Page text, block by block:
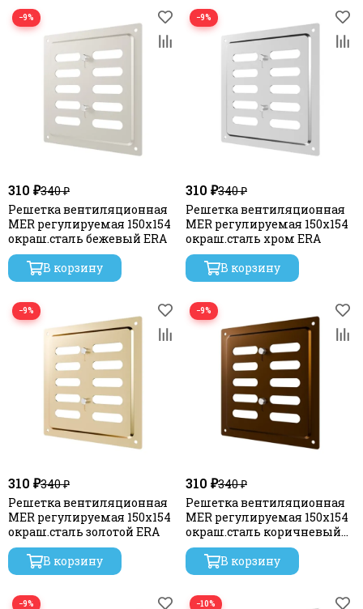
−9%
310 ₽340 ₽
Решетка вентиляционная
MER регулируемая 150x154
окраш.сталь бежевый ERA
В корзину
−9%
310 ₽340 ₽
Решетка вентиляционная
MER регулируемая 150x154
окраш.сталь хром ERA
В корзину
−9%
310 ₽340 ₽
Решетка вентиляционная
MER регулируемая 150x154
окраш.сталь золотой ERA
В корзину
−9%
310 ₽340 ₽
Решетка вентиляционная
MER регулируемая 150x154
окраш.сталь коричневый
металлик ERA
В корзину
−9% −10%